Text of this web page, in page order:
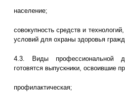
население;
совокупность средств и
условий для охраны здоровья
4.3. Виды профессиональной
готовятся выпускники, освоившие
профилактическая;